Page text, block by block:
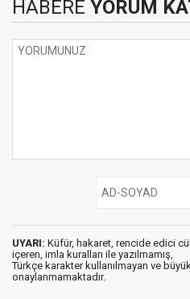
HABERE YORUM
UYARI: Küfür, hakaret, rencide edici
içeren, imla kuralları ile yazılmamış,
Türkçe karakter kullanılmayan ve
onaylanmamaktadır.